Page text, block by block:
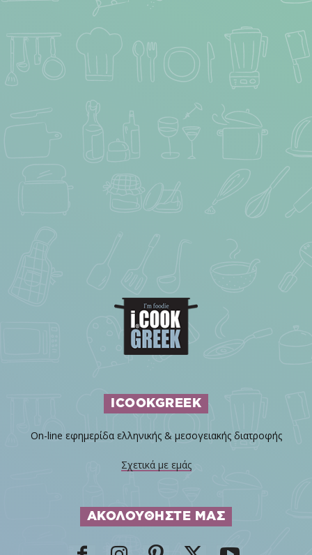
ICOOKGREEK
On-line εφημερίδα ελληνικής & μεσογειακής διατροφής
Σχετικά με εμάς
ΑΚΟΛΟΥΘΗΣΤΕ ΜΑΣ